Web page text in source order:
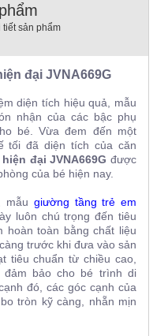
tiết sản phẩm
đại JVNA669G
diện tích hiệu quả, mẫu
nhận của các bậc phụ
bé. Vừa đem đến một
tối đã diện tích của căn
đại JVNA669G được
của bé hiện nay.
mẫu giường tầng trẻ em
luôn chú trọng đến tiêu
hoàn toàn bằng chất liệu
trước khi đưa vào sản
tiêu chuẩn từ chiều cao,
đảm bảo cho bé trình di
đó, các góc cạnh của
tròn kỹ càng, nhẵn mịn